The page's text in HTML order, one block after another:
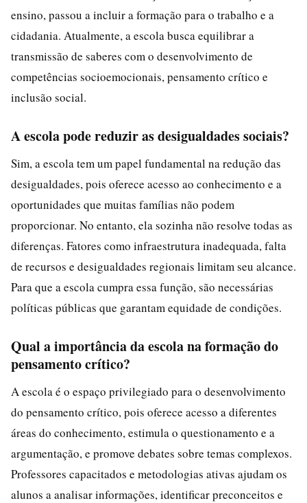
ensino, passou a incluir a formação para o trabalho e a
cidadania. Atualmente, a escola busca equilibrar a
transmissão de saberes com o desenvolvimento de
competências socioemocionais, pensamento crítico e
inclusão social.
A escola pode reduzir as desigualdades sociais?
Sim, a escola tem um papel fundamental na redução das
desigualdades, pois oferece acesso ao conhecimento e a
oportunidades que muitas famílias não podem
proporcionar. No entanto, ela sozinha não resolve todas as
diferenças. Fatores como infraestrutura inadequada, falta
de recursos e desigualdades regionais limitam seu alcance.
Para que a escola cumpra essa função, são necessárias
políticas públicas que garantam equidade de condições.
Qual a importância da escola na formação do
pensamento crítico?
A escola é o espaço privilegiado para o desenvolvimento
do pensamento crítico, pois oferece acesso a diferentes
áreas do conhecimento, estimula o questionamento e a
argumentação, e promove debates sobre temas complexos.
Professores capacitados e metodologias ativas ajudam os
alunos a analisar informações, identificar preconceitos e